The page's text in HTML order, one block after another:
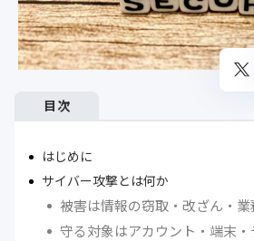
目次
はじめに
サイバー攻撃とは何か
被害は情報の窃取・改ざん・
守る対象はアカウント・端末